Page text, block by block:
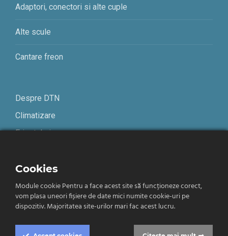
Adaptori, conectori si alte cuple
Alte scule
Cantare freon
Despre DTN
Climatizare
Frigotehnie
Termeni și condiții
Confidențialitate
Cookies
Module cookie Pentru a face acest site să funcționeze corect,
vom plasa uneori fișiere de date mici numite cookie-uri pe
dispozitiv. Majoritatea site-urilor mari fac acest lucru.